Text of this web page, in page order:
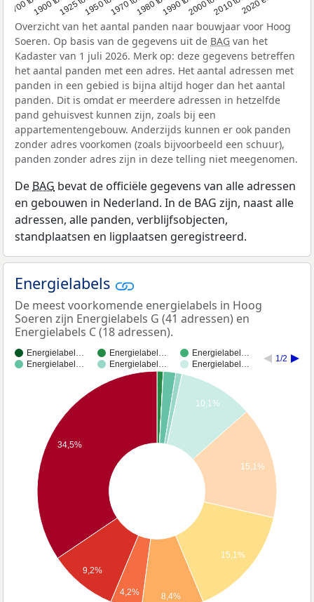
Overzicht van het aantal panden naar bouwjaar voor Hoog
Soeren. Op basis van de gegevens uit de BAG van het
Kadaster van 1 juli 2026. Merk op: deze gegevens betreffen
het aantal panden met een adres. Het aantal adressen met
panden in een gebied is bijna altijd hoger dan het aantal
panden. Dit is omdat er meerdere adressen in hetzelfde
pand gehuisvest kunnen zijn, zoals bij een
appartementengebouw. Anderzijds kunnen er ook panden
zonder adres voorkomen (zoals bijvoorbeeld een schuur),
panden zonder adres zijn in deze telling niet meegenomen.
De BAG bevat de officiële gegevens van alle adressen
en gebouwen in Nederland. In de BAG zijn, naast alle
adressen, alle panden, verblijfsobjecten,
standplaatsen en ligplaatsen geregistreerd.
Energielabels
De meest voorkomende energielabels in Hoog
Soeren zijn Energielabels G (41 adressen) en
Energielabels C (18 adressen).
Energielabel… Energielabel…
Energielabel…
Energielabel…
Energielabel… Energielabel…
1/2
10,1%
15,1%
15,1%
34,5%
9,2%
4,2% 8,4%